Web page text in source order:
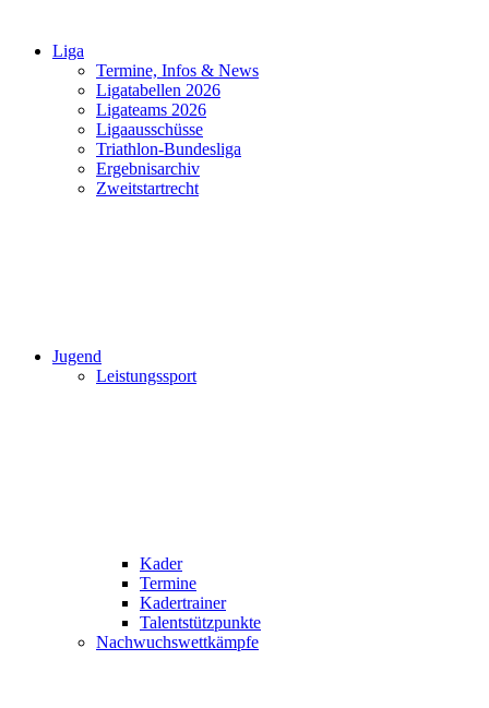
Liga
Termine, Infos & News
Ligatabellen 2026
Ligateams 2026
Ligaausschüsse
Triathlon-Bundesliga
Ergebnisarchiv
Zweitstartrecht
Jugend
Leistungssport
Kader
Termine
Kadertrainer
Talentstützpunkte
Nachwuchswettkämpfe